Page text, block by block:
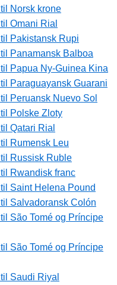
Norsk krone
Omani Rial
Pakistansk Rupi
Panamansk Balboa
Papua Ny-Guinea Kina
Paraguayansk Guarani
Peruansk Nuevo Sol
Polske Zloty
Qatari Rial
Rumensk Leu
Russisk Ruble
Rwandisk franc
Saint Helena Pound
Salvadoransk Colón
São Tomé og Príncipe
São Tomé og Príncipe
Saudi Riyal